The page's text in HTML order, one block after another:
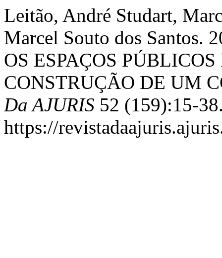
Leitão, André Studart,
Marcel Souto dos Santos.
OS ESPAÇOS
CONSTRUÇÃO DE UM
Da AJURIS 52 (159):15-
https://